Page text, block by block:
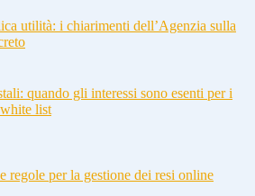
utilità: i chiarimenti dell’Agenzia sulla
quando gli interessi sono esenti per i
list
regole per la gestione dei resi online